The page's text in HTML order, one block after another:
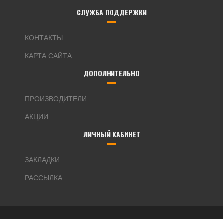
СЛУЖБА ПОДДЕРЖКИ
КОНТАКТЫ
КАРТА САЙТА
ДОПОЛНИТЕЛЬНО
ПРОИЗВОДИТЕЛИ
АКЦИИ
ЛИЧНЫЙ КАБИНЕТ
ЗАКЛАДКИ
РАССЫЛКА